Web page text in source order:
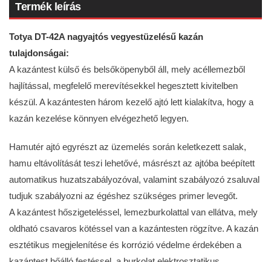
Termék leírás
Totya DT-42A nagyajtós vegyestüzelésű kazán
tulajdonságai:
A kazántest külső és belsőköpenyből áll, mely acéllemezből
hajlítással, megfelelő merevítésekkel hegesztett kivitelben
készül. A kazántesten három kezelő ajtó lett kialakítva, hogy a
kazán kezelése könnyen elvégezhető legyen.
Hamutér ajtó egyrészt az üzemelés során keletkezett salak,
hamu eltávolítását teszi lehetővé, másrészt az ajtóba beépített
automatikus huzatszabályozóval, valamint szabályozó zsaluval
tudjuk szabályozni az égéshez szükséges primer levegőt.
A kazántest hőszigeteléssel, lemezburkolattal van ellátva, mely
oldható csavaros kötéssel van a kazántesten rögzítve. A kazán
esztétikus megjelenítése és korrózió védelme érdekében a